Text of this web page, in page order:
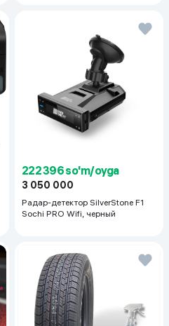
222 396 so'm/oyga
3 050 000
Радар-детектор SilverStone F1
Sochi PRO Wifi, черный